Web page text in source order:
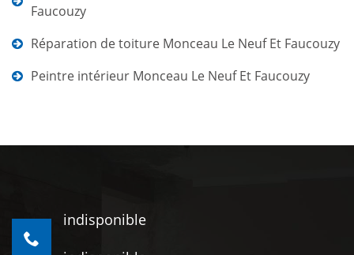
Faucouzy
Réparation de toiture Monceau Le Neuf Et Faucouzy
Peintre intérieur Monceau Le Neuf Et Faucouzy
indisponible